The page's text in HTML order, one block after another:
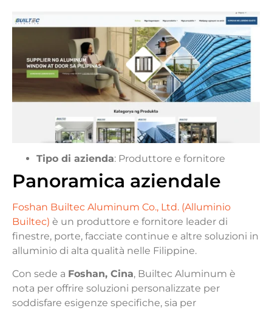
Tipo di azienda: Produttore e fornitore
Panoramica aziendale
Foshan Builtec Aluminum Co., Ltd. (Alluminio
Builtec) è un produttore e fornitore leader di
finestre, porte, facciate continue e altre soluzioni in
alluminio di alta qualità nelle Filippine.
Con sede a Foshan, Cina, Builtec Aluminum è
nota per offrire soluzioni personalizzate per
soddisfare esigenze specifiche, sia per